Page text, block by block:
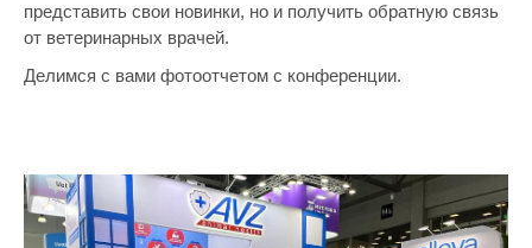
представить свои новинки, но и получить обратную связь
от ветеринарных врачей.
Делимся с вами фотоотчетом с конференции.